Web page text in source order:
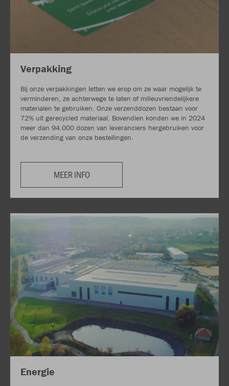
Verpakking
Bij onze verpakkingen letten we erop om ze waar mogelijk te
verminderen, ze achterwege te laten of milieuvriendelijkere
materialen te gebruiken. Onze verzenddozen bestaan voor
72% uit gerecycled materiaal. Bovendien konden we in 2024
meer dan 94.000 dozen van leveranciers hergebruiken voor
de verzending van onze bestellingen.
MEER INFO
Energie